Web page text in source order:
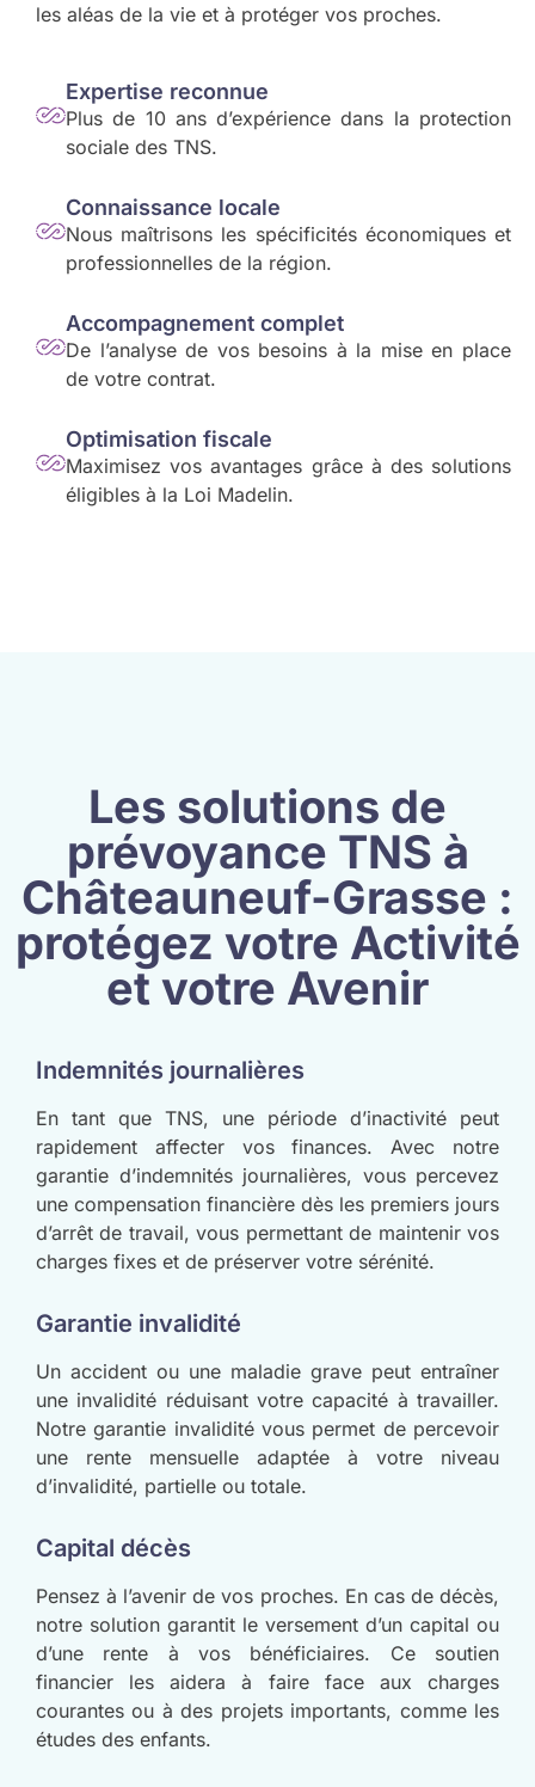
les aléas de la vie et à protéger vos proches.
Expertise reconnue
Plus de 10 ans d’expérience dans la protection
sociale des TNS.
Connaissance locale
Nous maîtrisons les spécificités économiques et
professionnelles de la région.
Accompagnement complet
De l’analyse de vos besoins à la mise en place
de votre contrat.
Optimisation fiscale
Maximisez vos avantages grâce à des solutions
éligibles à la Loi Madelin.
Les solutions de
prévoyance TNS à
Châteauneuf-Grasse :
protégez votre Activité
et votre Avenir
Indemnités journalières
En tant que TNS, une période d’inactivité peut
rapidement affecter vos finances. Avec notre
garantie d’indemnités journalières, vous percevez
une compensation financière dès les premiers jours
d’arrêt de travail, vous permettant de maintenir vos
charges fixes et de préserver votre sérénité.
Garantie invalidité
Un accident ou une maladie grave peut entraîner
une invalidité réduisant votre capacité à travailler.
Notre garantie invalidité vous permet de percevoir
une rente mensuelle adaptée à votre niveau
d’invalidité, partielle ou totale.
Capital décès
Pensez à l’avenir de vos proches. En cas de décès,
notre solution garantit le versement d’un capital ou
d’une rente à vos bénéficiaires. Ce soutien
financier les aidera à faire face aux charges
courantes ou à des projets importants, comme les
études des enfants.